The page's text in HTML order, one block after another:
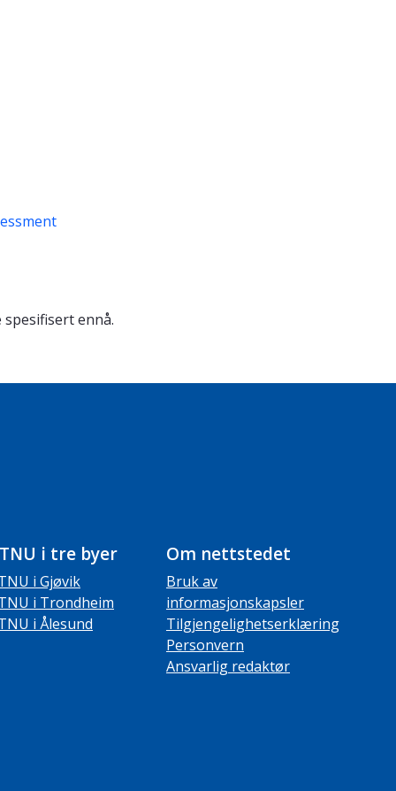
spesifisert ennå.
i tre byer
i Gjøvik
i Trondheim
i Ålesund
Om nettstedet
Bruk av
informasjonskapsler
Tilgjengelighetserklæring
Personvern
Ansvarlig redaktør